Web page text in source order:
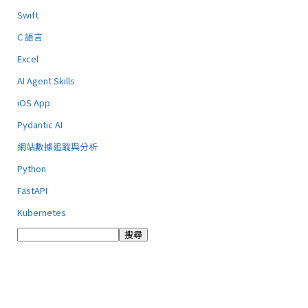
Swift
C 語言
Excel
AI Agent Skills
iOS App
Pydantic AI
網站數據追蹤與分析
Python
FastAPI
Kubernetes